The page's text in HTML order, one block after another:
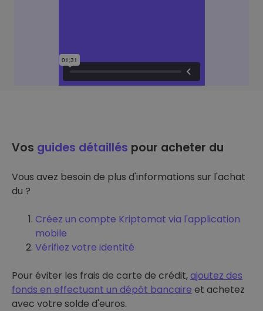
Vos guides détaillés pour acheter du
Vous avez besoin de plus d'informations sur l'achat
du ?
Créez un compte Kriptomat via l'application
mobile
Vérifiez votre identité
Pour éviter les frais de carte de crédit,ajoutez des
fonds en effectuant un dépôt bancaire et achetez
avec votre solde d'euros.